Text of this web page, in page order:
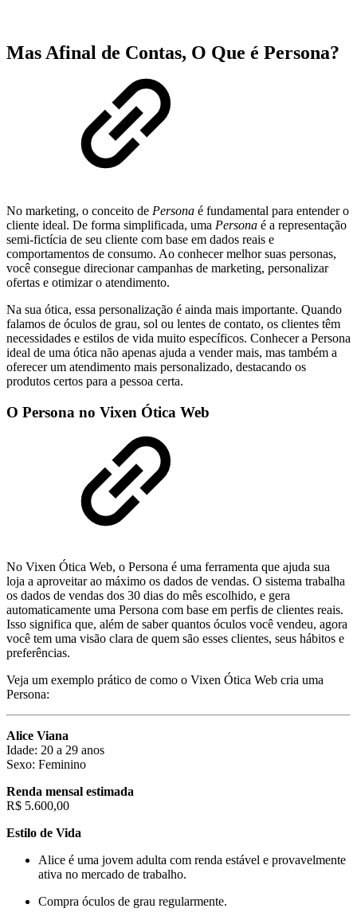
Mas Afinal de Contas, O Que é Persona?
No marketing, o conceito de Persona é fundamental para entender o
cliente ideal. De forma simplificada, uma Persona é a representação
semi-fictícia de seu cliente com base em dados reais e
comportamentos de consumo. Ao conhecer melhor suas personas,
você consegue direcionar campanhas de marketing, personalizar
ofertas e otimizar o atendimento.
Na sua ótica, essa personalização é ainda mais importante. Quando
falamos de óculos de grau, sol ou lentes de contato, os clientes têm
necessidades e estilos de vida muito específicos. Conhecer a Persona
ideal de uma ótica não apenas ajuda a vender mais, mas também a
oferecer um atendimento mais personalizado, destacando os
produtos certos para a pessoa certa.
O Persona no Vixen Ótica Web
No Vixen Ótica Web, o Persona é uma ferramenta que ajuda sua
loja a aproveitar ao máximo os dados de vendas. O sistema trabalha
os dados de vendas dos 30 dias do mês escolhido, e gera
automaticamente uma Persona com base em perfis de clientes reais.
Isso significa que, além de saber quantos óculos você vendeu, agora
você tem uma visão clara de quem são esses clientes, seus hábitos e
preferências.
Veja um exemplo prático de como o Vixen Ótica Web cria uma
Persona:
Alice Viana
Idade: 20 a 29 anos
Sexo: Feminino
Renda mensal estimada
R$ 5.600,00
Estilo de Vida
Alice é uma jovem adulta com renda estável e provavelmente
ativa no mercado de trabalho.
Compra óculos de grau regularmente.